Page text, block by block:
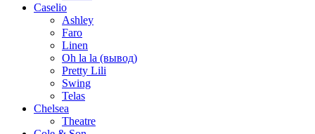
Caselio
Ashley
Faro
Linen
Oh la la (вывод)
Pretty Lili
Swing
Telas
Chelsea
Theatre